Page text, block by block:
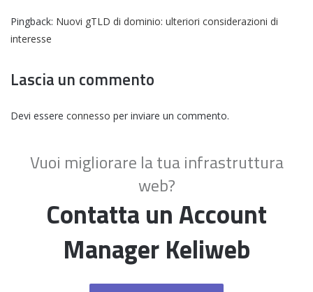
Pingback: Nuovi gTLD di dominio: ulteriori considerazioni di
interesse
Lascia un commento
Devi essere connesso per inviare un commento.
Vuoi migliorare la tua infrastruttura
web?
Contatta un Account
Manager Keliweb